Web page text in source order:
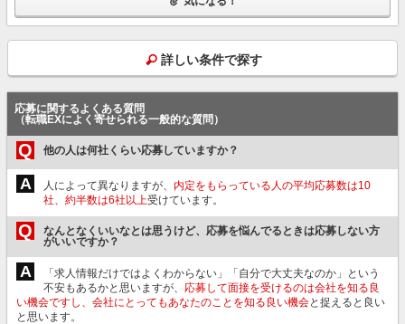
詳しい条件で探す
応募に関するよくある質問
（転職EXによく寄せられる一般的な質問）
Q 他の人は何社くらい応募していますか？
A 人によって異なりますが、 内定をもらっている人の平均応募数は10
社、約半数は6社以上受けています。
Q
なんとなくいいなとは思うけど、応募を悩んでるときは応募しない方
がいいですか？
A
「求人情報だけではよくわからない」「自分で大丈夫なのか」という
不安もあるかと思いますが、 応募して面接を受けるのは会社を知る良
い機会ですし、会社にとってもあなたのことを知る良い機会と捉えると良い
と思います。